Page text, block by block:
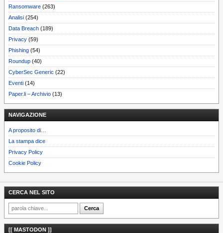
Ransomware (263)
Analisi (254)
Data Breach (189)
Privacy (59)
Phishing (54)
Roundup (40)
CyberSec Generic (22)
Eventi (14)
Paper.li – Archivio (13)
NAVIGAZIONE
A proposito di…
La stampa dice
Privacy Policy
Cookie Policy
CERCA NEL SITO
[[ MASTODON ]]